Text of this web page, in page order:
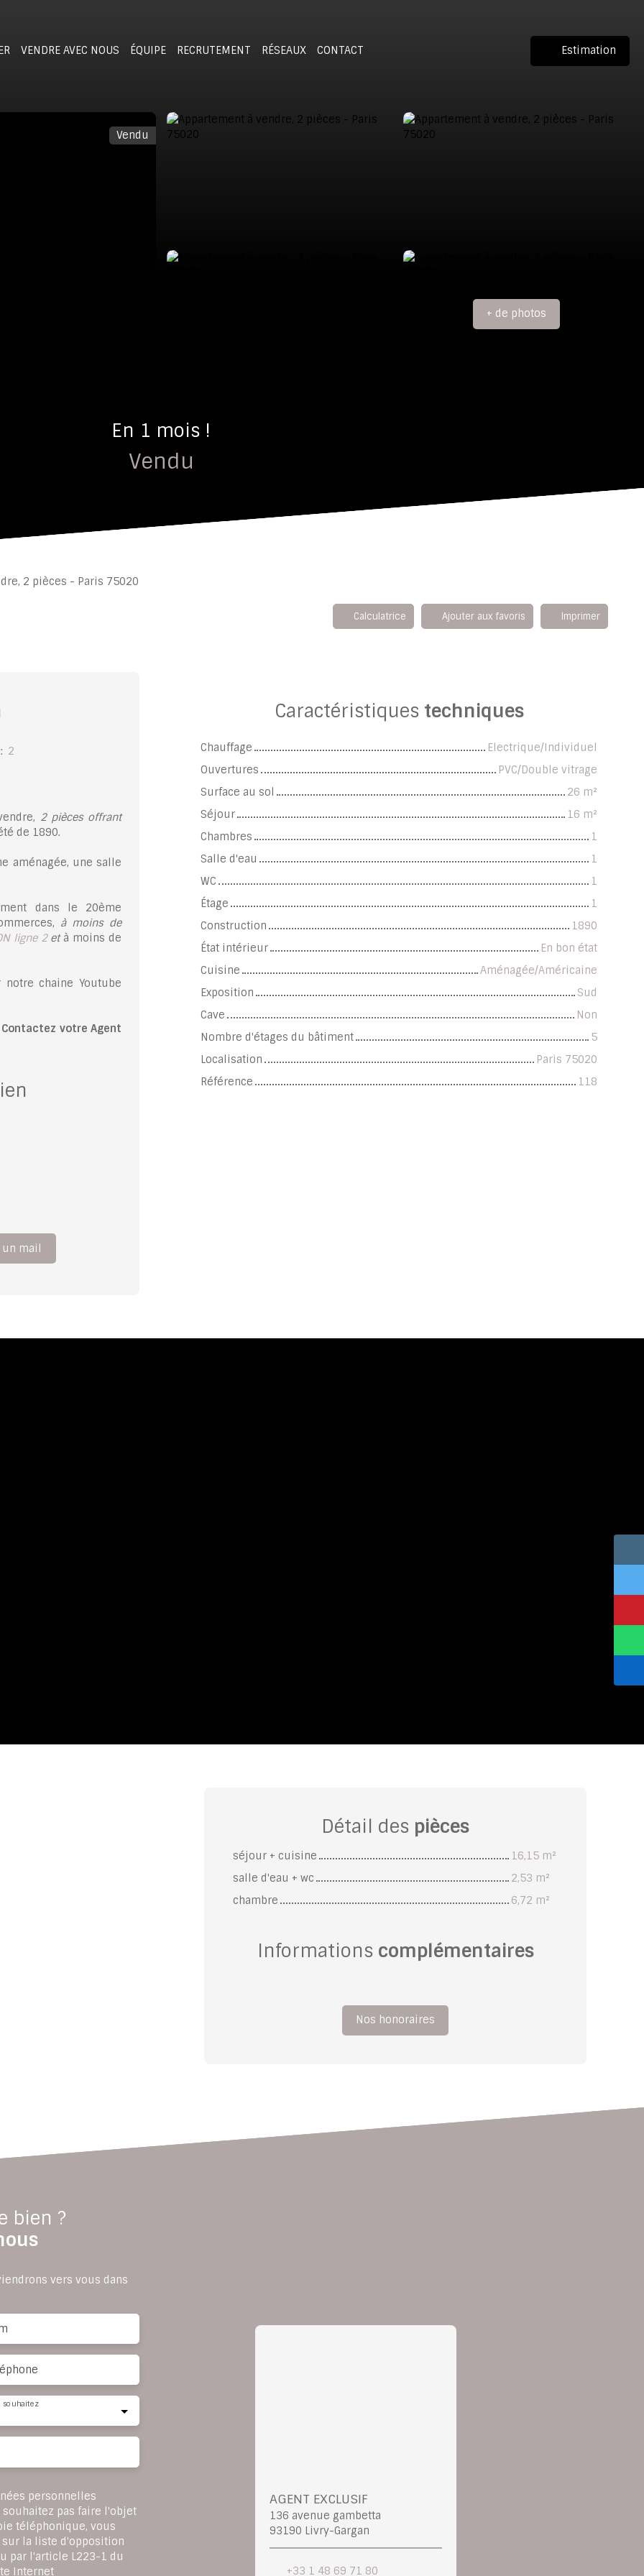
VENDRE AVEC NOUS ÉQUIPE RECRUTEMENT RÉSEAUX CONTACT Estimation
Vendu
+ de photos
En 1 mois !
Vendu
2 pièces - Paris 75020
Calculatrice Ajouter aux favoris Imprimer
2
2 pièces offrant
de 1890.
aménagée, une salle
dans le 20ème
à moins de
ligne 2età moins de
chaine Youtube
Contactez votre Agent
mail
Caractéristiques techniques
Chauffage
Electrique/Individuel
Ouvertures
PVC/Double vitrage
Surface au sol
26 m²
Séjour
16 m²
Chambres
1
Salle d'eau
1
WC
1
Étage
1
Construction
1890
État intérieur
En bon état
Cuisine
Aménagée/Américaine
Exposition
Sud
Cave
Non
Nombre d'étages du bâtiment
5
Localisation
Paris 75020
Référence
118
Détail des pièces
séjour + cuisine
16,15 m²
salle d'eau + wc
2,53 m²
chambre
6,72 m²
Informations complémentaires
Nos honoraires
bien ?
vers vous dans
souhaitez
personnelles
souhaitez pas faire l'objet
téléphonique, vous
la liste d'opposition
par l'article L223-1 du
Internet
AGENT EXCLUSIF
136 avenue gambetta
93190 Livry-Gargan
+33 1 48 69 71 80